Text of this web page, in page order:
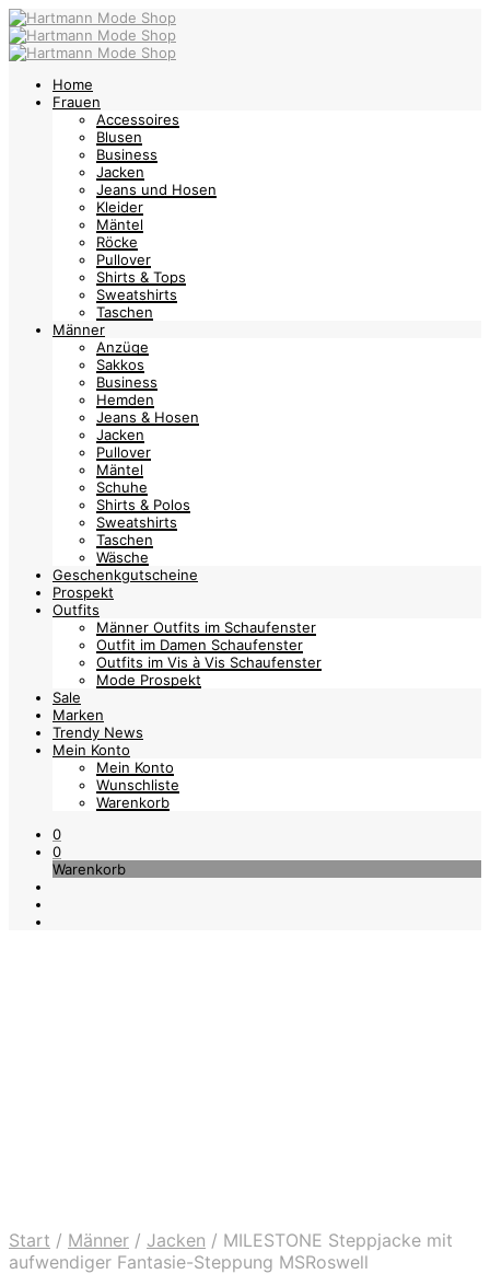
Home
Frauen
Accessoires
Blusen
Business
Jacken
Jeans und Hosen
Kleider
Mäntel
Röcke
Pullover
Shirts & Tops
Sweatshirts
Taschen
Männer
Anzüge
Sakkos
Business
Hemden
Jeans & Hosen
Jacken
Pullover
Mäntel
Schuhe
Shirts & Polos
Sweatshirts
Taschen
Wäsche
Geschenkgutscheine
Prospekt
Outfits
Männer Outfits im Schaufenster
Outfit im Damen Schaufenster
Outfits im Vis à Vis Schaufenster
Mode Prospekt
Sale
Marken
Trendy News
Mein Konto
Mein Konto
Wunschliste
Warenkorb
0
0
Warenkorb
Start / Männer / Jacken / MILESTONE Steppjacke mit
aufwendiger Fantasie-Steppung MSRoswell